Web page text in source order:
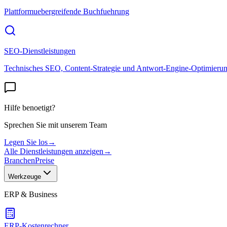
Plattformuebergreifende Buchfuehrung
SEO-Dienstleistungen
Technisches SEO, Content-Strategie und Antwort-Engine-
Hilfe benoetigt?
Sprechen Sie mit unserem Team
Legen Sie los→
Alle Dienstleistungen anzeigen →
BranchenPreise
Werkzeuge
ERP & Business